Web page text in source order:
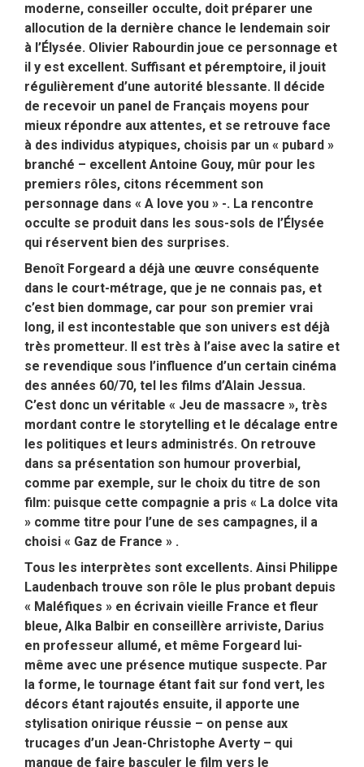
moderne, conseiller occulte, doit préparer une
allocution de la dernière chance le lendemain soir
à l’Élysée. Olivier Rabourdin joue ce personnage et
il y est excellent. Suffisant et péremptoire, il jouit
régulièrement d’une autorité blessante. Il décide
de recevoir un panel de Français moyens pour
mieux répondre aux attentes, et se retrouve face
à des individus atypiques, choisis par un « pubard »
branché – excellent Antoine Gouy, mûr pour les
premiers rôles, citons récemment son
personnage dans « A love you » -. La rencontre
occulte se produit dans les sous-sols de l’Élysée
qui réservent bien des surprises.
Benoît Forgeard a déjà une œuvre conséquente
dans le court-métrage, que je ne connais pas, et
c’est bien dommage, car pour son premier vrai
long, il est incontestable que son univers est déjà
très prometteur. Il est très à l’aise avec la satire et
se revendique sous l’influence d’un certain cinéma
des années 60/70, tel les films d’Alain Jessua.
C’est donc un véritable « Jeu de massacre », très
mordant contre le storytelling et le décalage entre
les politiques et leurs administrés. On retrouve
dans sa présentation son humour proverbial,
comme par exemple, sur le choix du titre de son
film: puisque cette compagnie a pris « La dolce vita
» comme titre pour l’une de ses campagnes, il a
choisi « Gaz de France » .
Tous les interprètes sont excellents. Ainsi Philippe
Laudenbach trouve son rôle le plus probant depuis
« Maléfiques » en écrivain vieille France et fleur
bleue, Alka Balbir en conseillère arriviste, Darius
en professeur allumé, et même Forgeard lui-
même avec une présence mutique suspecte. Par
la forme, le tournage étant fait sur fond vert, les
décors étant rajoutés ensuite, il apporte une
stylisation onirique réussie – on pense aux
trucages d’un Jean-Christophe Averty – qui
manque de faire basculer le film vers le